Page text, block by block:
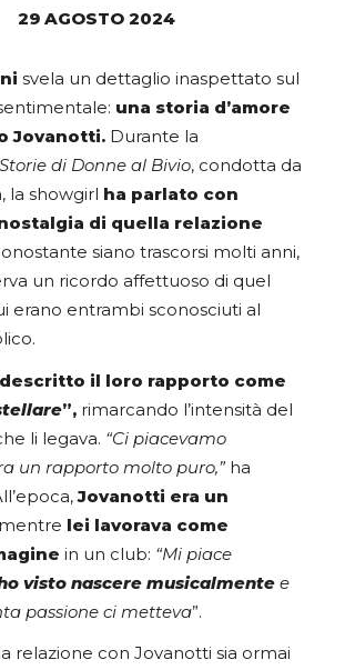
29 AGOSTO 2024
svela un dettaglio inaspettato sul
una storia d’amore
Jovanotti. Durante la
Storie di Donne al Bivio, condotta da
la showgirl
ha parlato con
di quella relazione
siano trascorsi molti anni,
un ricordo affettuoso di quel
erano entrambi sconosciuti al
il loro rapporto come
”, rimarcando l’intensità del
li legava. “Ci piacevamo
un rapporto molto puro,” ha
Jovanotti era un
mentre lei lavorava come
in un club: “Mi piace
visto nascere musicalmente e
passione ci metteva”.
relazione con Jovanotti sia ormai